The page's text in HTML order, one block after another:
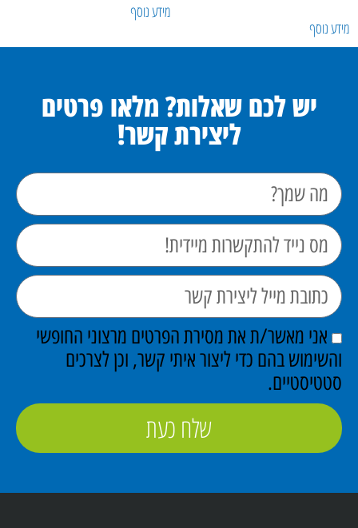
נוסף
מידע נוסף
יש לכם שאלות? מלאו פרטים
ליצירת קשר!
אני מאשר/ת את מסירת הפרטים מרצוני החופשי
בהם כדי ליצור איתי קשר, וכן לצרכים
שלח כעת